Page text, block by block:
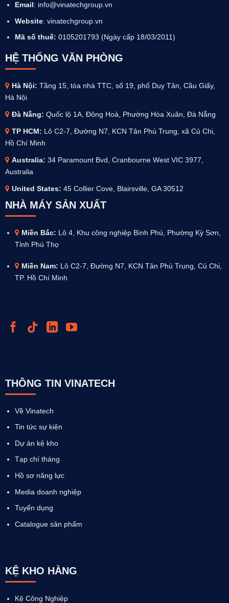
Email: info@vinatechgroup.vn
Website: vinatechgroup.vn
Mã số thuế: 0105201793 (Ngày cấp 18/03/2011)
HỆ THỐNG VĂN PHÒNG
Hà Nội: Tầng 15, tòa nhà TTC, số 19, phố Duy Tân, Cầu Giấy,
Hà Nội
Đà Nẵng: Quốc lộ 1A, Đông Hoà, Phường Hòa Xuân, Đà Nẵng
TP HCM: Lô C2-7, Đường N7, KCN Tân Phú Trung, xã Củ Chi,
Hồ Chí Minh
Australia: 34 Paramount Bvd, Cranbourne West VIC 3977,
Australia
United States: 45 Collier Cove, Blairsville, GA 30512
NHÀ MÁY SẢN XUẤT
Miền Bắc: Lô 4, Khu công nghiệp Bình Phú, Phường Kỳ Sơn,
Tỉnh Phú Thọ
Miền Nam: Lô C2-7, Đường N7, KCN Tân Phú Trung, Củ Chi,
TP. Hồ Chí Minh
THÔNG TIN VINATECH
Về Vinatech
Tin tức sự kiện
Dự án kệ kho
Tạp chí tháng
Hồ sơ năng lực
Media doanh nghiệp
Tuyển dụng
Catalogue sản phẩm
KỆ KHO HÀNG
Kệ Công Nghiệp